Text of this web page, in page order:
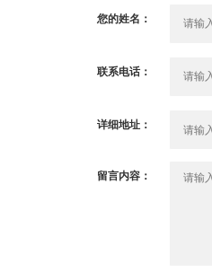
您的姓名：
联系电话：
详细地址：
留言内容：